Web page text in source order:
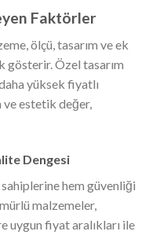
Faktörler
ölçü, tasarım ve ek
Özel tasarım
yüksek fiyatlı
ve estetik değer,
Dengesi
sahiplerine hem güvenliği
malzemeler,
uygun fiyat aralıkları ile